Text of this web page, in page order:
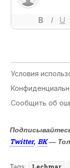
Twitter, ВК —